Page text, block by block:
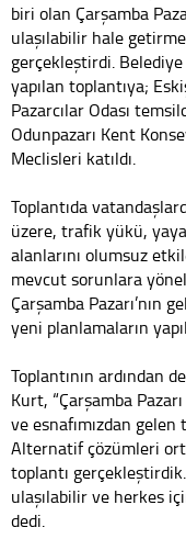
biri olan Çarşamba
ulaşılabilir hale
gerçekleştirdi. Belediye
yapılan toplantıya;
Pazarcılar Odası
Odunpazarı Kent
Meclisleri katıldı.
Toplantıda
üzere, trafik yükü,
alanlarını olumsuz
mevcut sorunlara
Çarşamba Pazarı’nın
yeni planlamaların
Toplantının ardından
Kurt, “Çarşamba
ve esnafımızdan
Alternatif çözümleri
toplantı
ulaşılabilir ve herkes
dedi.